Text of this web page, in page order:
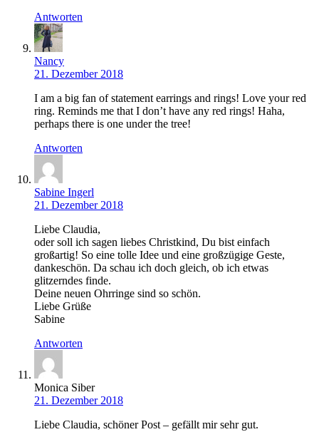
Antworten
Nancy
21. Dezember 2018
I am a big fan of statement earrings and rings! Love your red
ring. Reminds me that I don’t have any red rings! Haha,
perhaps there is one under the tree!
Antworten
Sabine Ingerl
21. Dezember 2018
Liebe Claudia,
oder soll ich sagen liebes Christkind, Du bist einfach
großartig! So eine tolle Idee und eine großzügige Geste,
dankeschön. Da schau ich doch gleich, ob ich etwas
glitzerndes finde.
Deine neuen Ohrringe sind so schön.
Liebe Grüße
Sabine
Antworten
Monica Siber
21. Dezember 2018
Liebe Claudia, schöner Post – gefällt mir sehr gut.